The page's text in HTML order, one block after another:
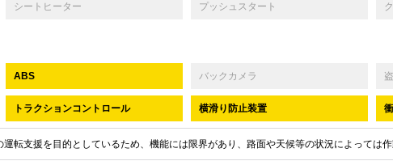
シートヒーター プッシュスタート
ABS バックカメラ
トラクションコントロール 横滑り防止装置
転支援を目的としているため、機能には限界があり、路面や天候等の状況によっては